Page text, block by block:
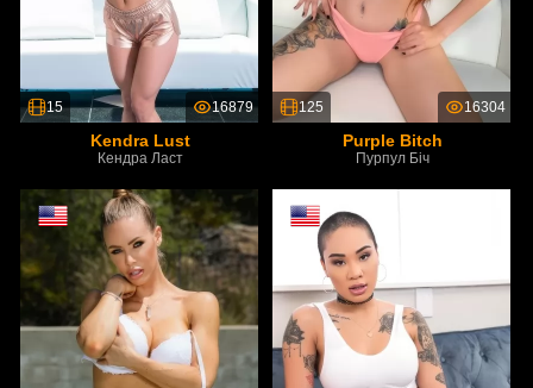
15 16879
Kendra Lust
Кендра Ласт
125 16304
Purple Bitch
Пурпул Біч